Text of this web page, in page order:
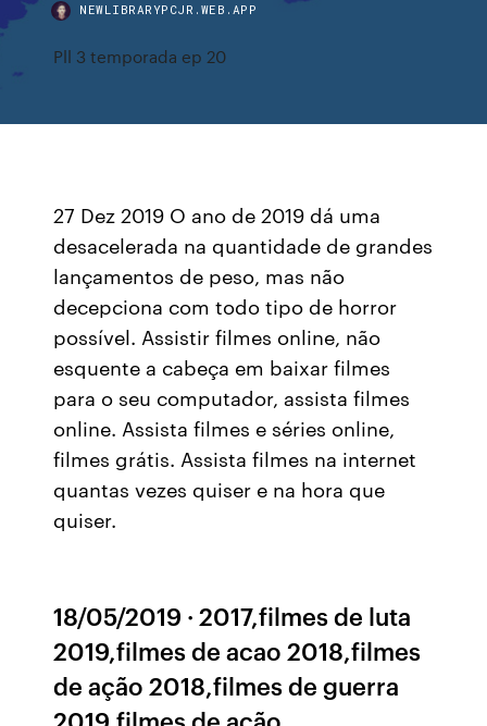
NEWLIBRARYPCJR.WEB.APP
Pll 3 temporada ep 20
27 Dez 2019 O ano de 2019 dá uma
desacelerada na quantidade de grandes
lançamentos de peso, mas não
decepciona com todo tipo de horror
possível. Assistir filmes online, não
esquente a cabeça em baixar filmes
para o seu computador, assista filmes
online. Assista filmes e séries online,
filmes grátis. Assista filmes na internet
quantas vezes quiser e na hora que
quiser.
18/05/2019 · 2017,filmes de luta
2019,filmes de acao 2018,filmes
de ação 2018,filmes de guerra